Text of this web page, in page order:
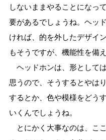
しないままやることになっ
要があるでしょうね。ヘッ
ければ、的を外したデザイ
もそうですが、機能性を備
ヘッドホンは、形として
思うので、そうするとやは
するとか、色や模様をどう
いくんでしょうね。
とにかく大事なのは、こ